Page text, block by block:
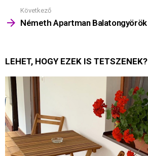
Következő
Németh Apartman Balatongyörök
LEHET, HOGY EZEK IS TETSZENEK?